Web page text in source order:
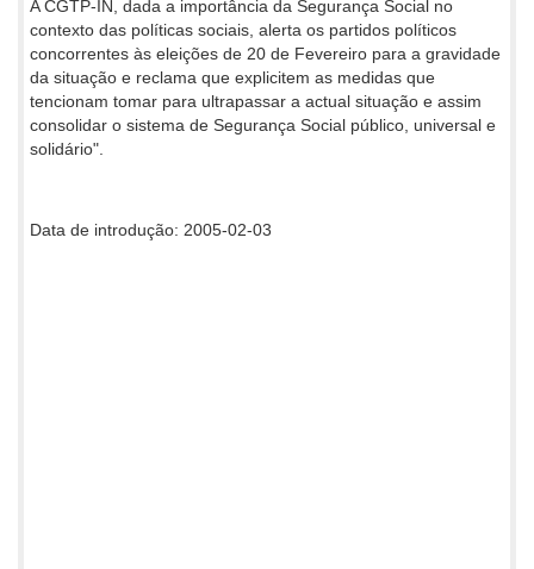
A CGTP-IN, dada a importância da Segurança Social no
contexto das políticas sociais, alerta os partidos políticos
concorrentes às eleições de 20 de Fevereiro para a gravidade
da situação e reclama que explicitem as medidas que
tencionam tomar para ultrapassar a actual situação e assim
consolidar o sistema de Segurança Social público, universal e
solidário".
Data de introdução: 2005-02-03